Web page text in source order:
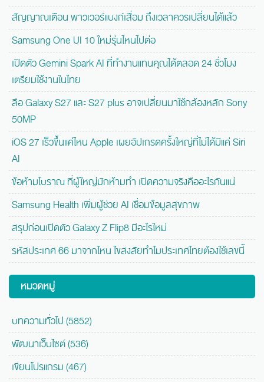
สัญญาณเตือน พาวเวอร์แบงก์เสื่อม ถึงเวลาควรเปลี่ยนได้แล้ว
Samsung One UI 10 ใหม่รุ่นไหนไปต่อ
เปิดตัว Gemini Spark AI ที่ทำงานแทนคุณได้ตลอด 24 ชั่วโมง
เตรียมใช้งานในไทย
ลือ Galaxy S27 และ S27 plus อาจเปลี่ยนมาใช้กล้องหลัก Sony
50MP
iOS 27 เร็วขึ้นแค่ไหน Apple เผยอัปเกรดครั้งใหญ่ที่ไม่ได้มีแค่ Siri
AI
ข้อห้ามโบราณ ที่ผู้ใหญ่มักห้ามทำ เปิดความจริงคืออะไรกันแน่
Samsung Health เพิ่มผู้ช่วย AI เชื่อมข้อมูลสุขภาพ
สรุปก่อนเปิดตัว Galaxy Z Flip8 มีอะไรใหม่
รหัสประเทศ 66 มาจากไหน ไขสงสัยทำไมประเทศไทยต้องใช้เลขนี้
หมวดหมู่
บทความทั่วไป (5852)
พัฒนาเว็บไซต์ (536)
เขียนโปรแกรม (467)